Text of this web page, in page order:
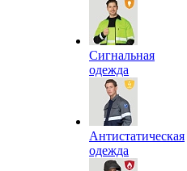
Сигнальная
одежда
Антистатическая
одежда